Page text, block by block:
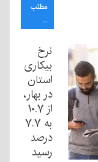
مطلب
...
نرخ
بیکاری
استان
در بهار،
از ۱۰.۷
به ۷.۷
درصد
رسید